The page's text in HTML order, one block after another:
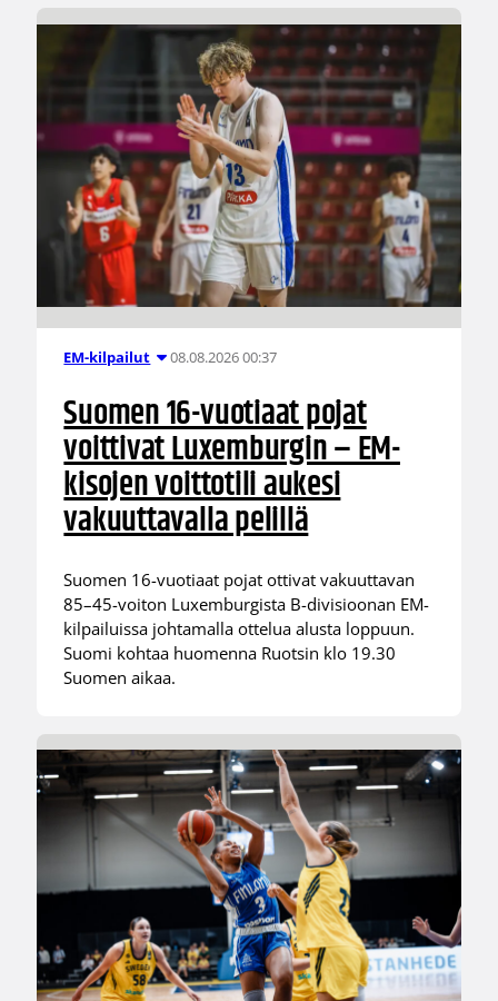
EM-kilpailut 08.08.2026 00:37
Suomen 16-vuotiaat pojat
voittivat Luxemburgin – EM-
kisojen voittotili aukesi
vakuuttavalla pelillä
Suomen 16-vuotiaat pojat ottivat vakuuttavan
85–45-voiton Luxemburgista B-divisioonan EM-
kilpailuissa johtamalla ottelua alusta loppuun.
Suomi kohtaa huomenna Ruotsin klo 19.30
Suomen aikaa.